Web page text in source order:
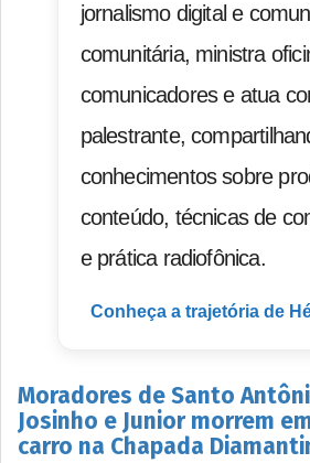
jornalismo digital e
comunitária, ministra
comunicadores e atua
palestrante,
conhecimentos sobre
conteúdo, técnicas de
e prática radiofônica.
Conheça a trajetória de
Moradores de Santo
Josinho e Junior morrem
carro na Chapada